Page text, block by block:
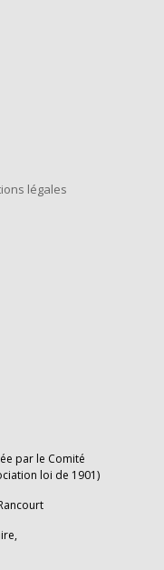
légales
par le Comité
loi de 1901)